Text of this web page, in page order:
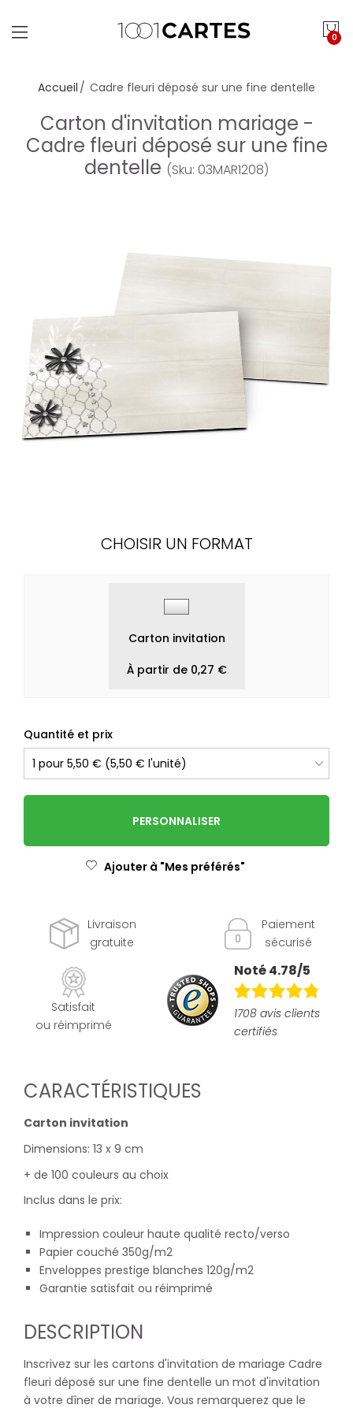
0
Accueil Cadre fleuri déposé sur une fine dentelle
Carton d'invitation mariage -
Cadre fleuri déposé sur une fine
dentelle (Sku: 03MAR1208)
CHOISIR UN FORMAT
Carton invitation
À partir de 0,27 €
Quantité et prix
PERSONNALISER
Ajouter à "Mes préférés"
Livraison
gratuite
Paiement
sécurisé
Satisfait
ou réimprimé
Noté 4.78/5
1708 avis clients
certifiés
CARACTÉRISTIQUES
Carton invitation
Dimensions: 13 x 9 cm
+ de 100 couleurs au choix
Inclus dans le prix:
Impression couleur haute qualité recto/verso
Papier couché 350g/m2
Enveloppes prestige blanches 120g/m2
Garantie satisfait ou réimprimé
DESCRIPTION
Inscrivez sur les cartons d'invitation de mariage Cadre
fleuri déposé sur une fine dentelle un mot d'invitation
à votre dîner de mariage. Vous remarquerez que le